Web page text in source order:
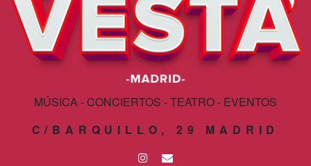
MÚSICA - CONCIERTOS - TEATRO - EVENTOS
C/BARQUILLO, 29 MADRID